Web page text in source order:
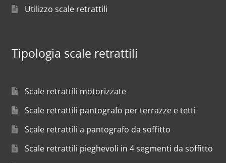
Utilizzo scale retrattili
Tipologia scale retrattili
Scale retrattili motorizzate
Scale retrattili pantografo per terrazze e tetti
Scale retrattili a pantografo da soffitto
Scale retrattili pieghevoli in 4 segmenti da soffitto